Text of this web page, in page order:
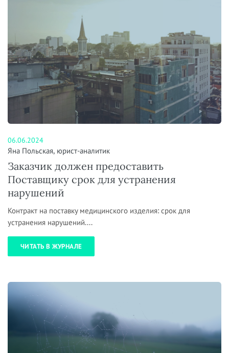
06.06.2024
Яна Польская, юрист-аналитик
Заказчик должен предоставить
Поставщику срок для устранения
нарушений
Контракт на поставку медицинского изделия: срок для
устранения нарушений....
ЧИТАТЬ В ЖУРНАЛЕ